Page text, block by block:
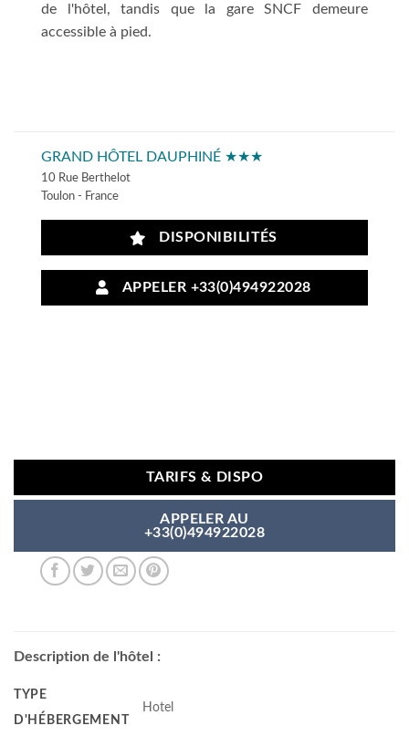
de l'hôtel, tandis que la gare SNCF demeure
accessible à pied.
GRAND HÔTEL DAUPHINÉ ★★★
10 Rue Berthelot
Toulon - France
DISPONIBILITÉS
APPELER +33(0)494922028
TARIFS & DISPO
APPELER AU
+33(0)494922028
Description de l'hôtel :
TYPE
D'HÉBERGEMENT
Hotel